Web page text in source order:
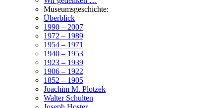
Museumsgeschichte:
Überblick
1990 – 2007
1972 – 1989
1954 – 1971
1940 – 1953
1923 – 1939
1906 – 1922
1852 – 1905
Joachim M. Plotzek
Walter Schulten